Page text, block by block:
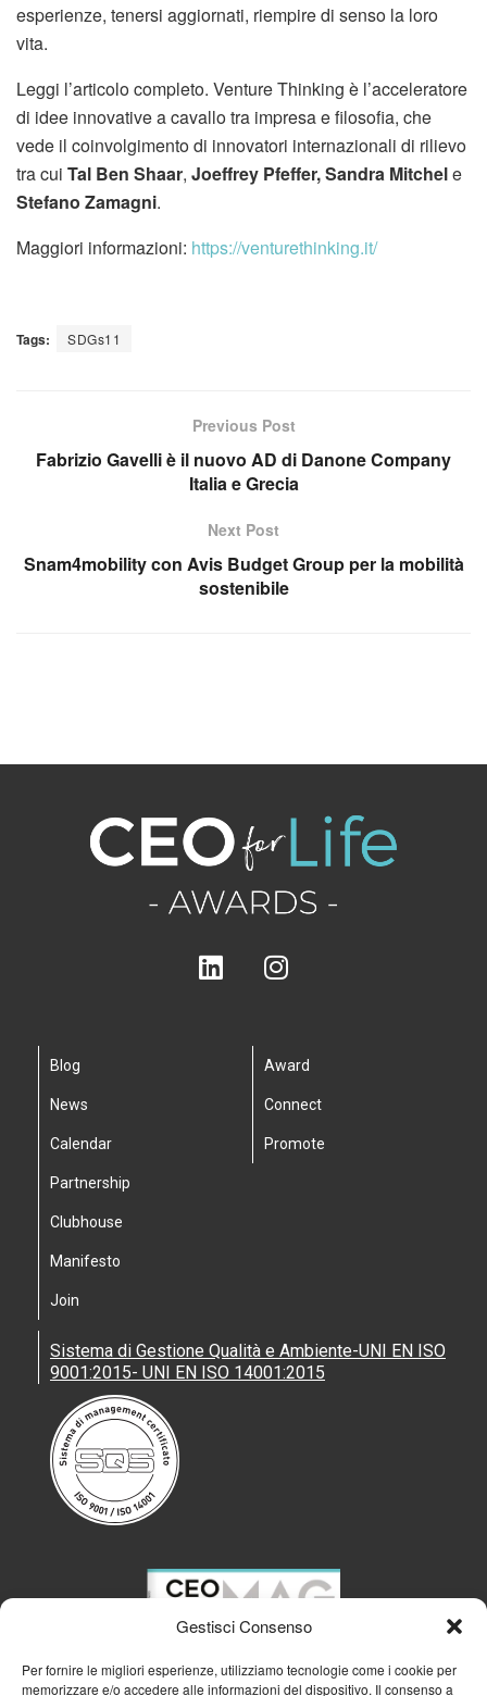
Gestisci Consenso
Per fornire le migliori esperienze, utilizziamo tecnologie come i cookie per
memorizzare e/o accedere alle informazioni del dispositivo. Il consenso a
esperienze, tenersi aggiornati, riempire di senso la loro
vita.
Leggi l’articolo completo. Venture Thinking è l’acceleratore
di idee innovative a cavallo tra impresa e filosofia, che
vede il coinvolgimento di innovatori internazionali di rilievo
tra cui Tal Ben Shaar, Joeffrey Pfeffer, Sandra Mitchele
Stefano Zamagni.
Maggiori informazioni: https://venturethinking.it/
Tags: SDGs11
Previous Post
Fabrizio Gavelli è il nuovo AD di Danone Company
Italia e Grecia
Next Post
Snam4mobility con Avis Budget Group per la mobilità
sostenibile
Blog
News
Calendar
Partnership
Clubhouse
Manifesto
Join
Award
Connect
Promote
Sistema di Gestione Qualità e Ambiente-UNI EN ISO
9001:2015- UNI EN ISO 14001:2015